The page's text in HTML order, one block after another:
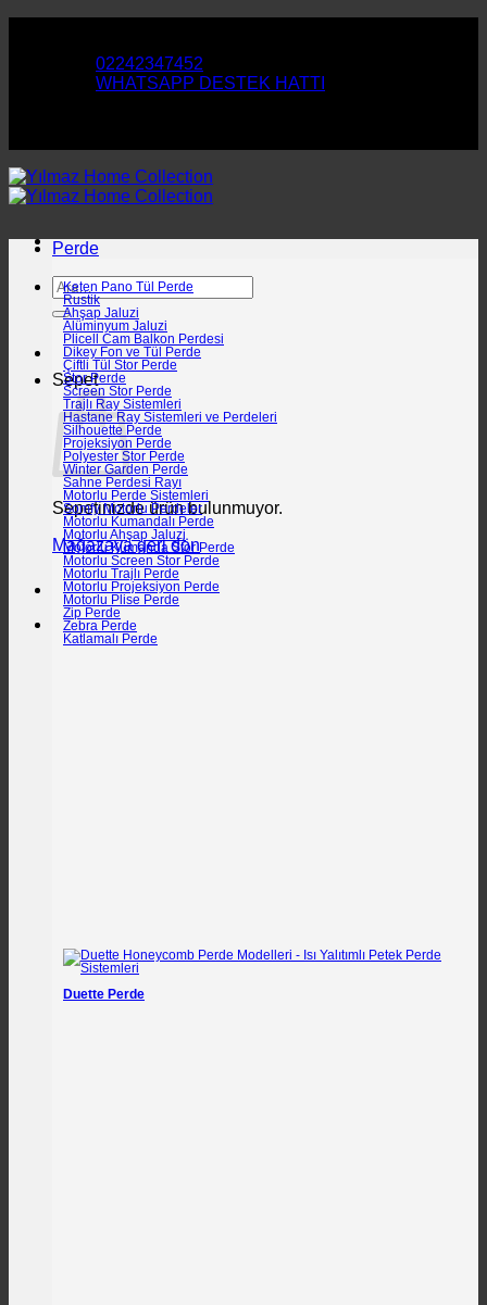
02242347452
WHATSAPP DESTEK HATTI
Ara:
Sepet
Sepetinizde ürün bulunmuyor.
Mağazaya geri dön
Perde
Keten Pano Tül Perde
Rustik
Ahşap Jaluzi
Alüminyum Jaluzi
Plicell Cam Balkon Perdesi
Dikey Fon ve Tül Perde
Çiftli Tül Stor Perde
Stor Perde
Screen Stor Perde
Trajlı Ray Sistemleri
Hastane Ray Sistemleri ve Perdeleri
Silhouette Perde
Projeksiyon Perde
Polyester Stor Perde
Winter Garden Perde
Sahne Perdesi Rayı
Motorlu Perde Sistemleri
Somfy Motorlu Perdeler
Motorlu Kumandalı Perde
Motorlu Ahşap Jaluzi
Motorlu Kumanda Stor Perde
Motorlu Screen Stor Perde
Motorlu Trajlı Perde
Motorlu Projeksiyon Perde
Motorlu Plise Perde
Zip Perde
Zebra Perde
Katlamalı Perde
Duette Perde